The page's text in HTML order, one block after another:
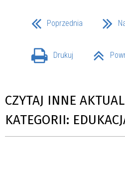
Poprzednia
Drukuj
CZYTAJ INNE
KATEGORII: